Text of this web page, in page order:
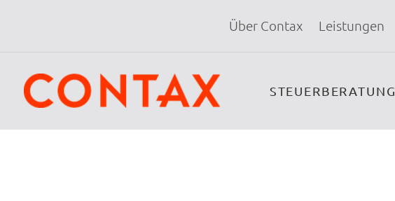
Über Contax Leistungen
STEUERBERATUNG